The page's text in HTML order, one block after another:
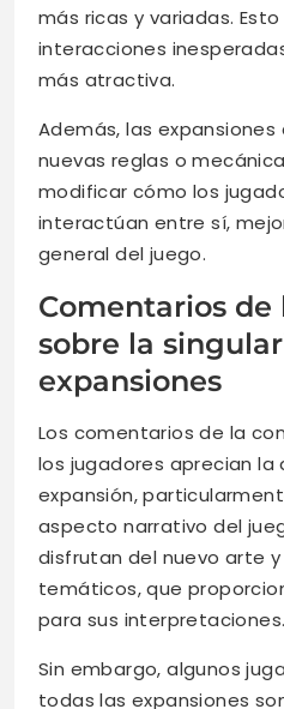
más ricas y variadas.
interacciones
más atractiva.
Además, las
nuevas reglas o
modificar cómo los
interactúan entre sí,
general del juego.
Comentarios de
sobre la
expansiones
Los comentarios de la
los jugadores aprecian
expansión,
aspecto narrativo del
disfrutan del nuevo arte
temáticos, que
para sus interpretaciones.
Sin embargo, algunos
todas las expansiones